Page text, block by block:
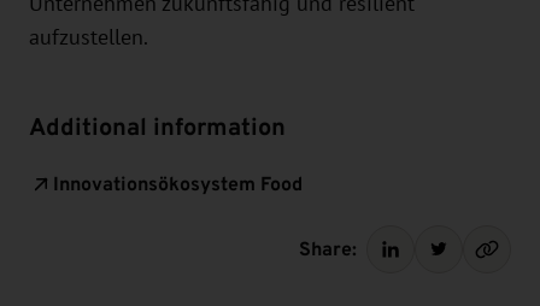
aufzustellen.
Additional information
Innovationsökosystem Food
Share: